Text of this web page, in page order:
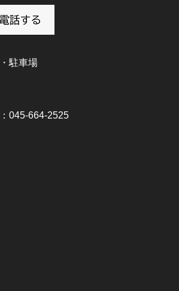
駐車場
045-664-2525